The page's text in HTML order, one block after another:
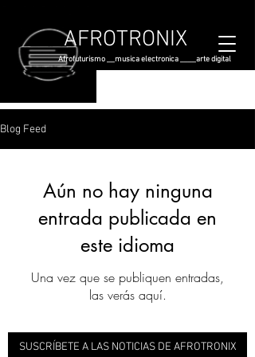
AFROTRONIX
Afrofuturismo __musica electronica ____arte digital
Blog Feed
Aún no hay ninguna
entrada publicada en
este idioma
Una vez que se publiquen entradas,
las verás aquí.
SUSCRÍBETE A LAS NOTICIAS DE AFROTRONIX